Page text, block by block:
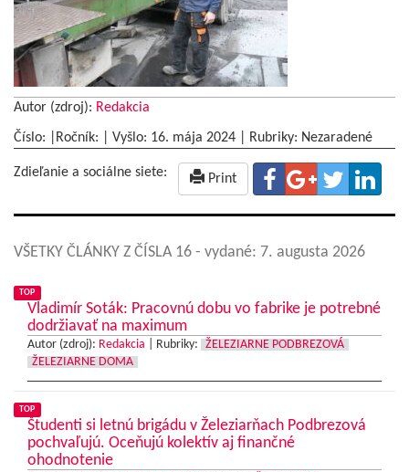
Autor (zdroj): Redakcia
Číslo: |Ročník: | Vyšlo: 16. mája 2024 Rubriky: Nezaradené
Zdieľanie a sociálne siete: Print
VŠETKY ČLÁNKY Z ČÍSLA 16 - vydané: 7. augusta 2026
TOP
Vladimír Soták: Pracovnú dobu vo fabrike je potrebné
dodržiavať na maximum
Autor (zdroj): Redakcia Rubriky:
ŽELEZIARNE PODBREZOVÁ
ŽELEZIARNE DOMA
TOP
Študenti si letnú brigádu v Železiarňach Podbrezová
pochvaľujú. Oceňujú kolektív aj finančné
ohodnotenie